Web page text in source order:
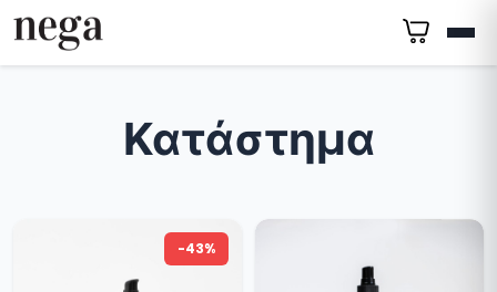
Κατάστημα
-43%